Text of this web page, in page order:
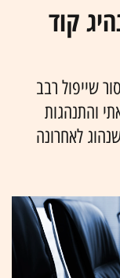
קוד
שייפול רבב
והתנהגות
לאחרונה